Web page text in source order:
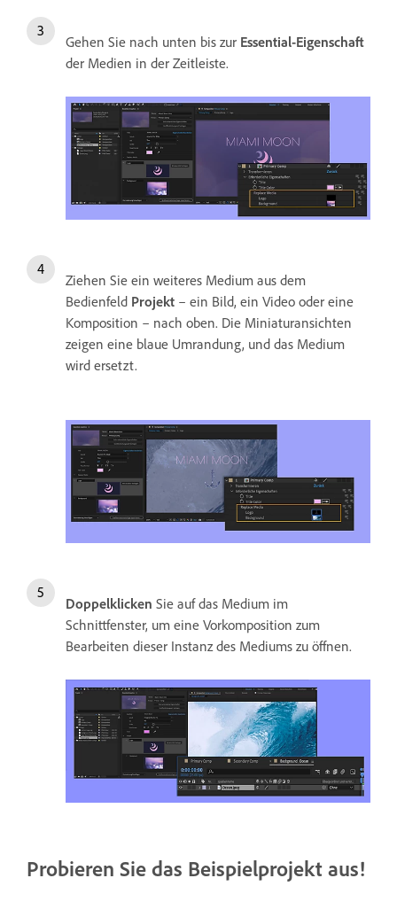
Gehen Sie nach unten bis zur Essential-Eigenschaft
der Medien in der Zeitleiste.
Ziehen Sie ein weiteres Medium aus dem
Bedienfeld Projekt – ein Bild, ein Video oder eine
Komposition – nach oben. Die Miniaturansichten
zeigen eine blaue Umrandung, und das Medium
wird ersetzt.
Doppelklicken Sie auf das Medium im
Schnittfenster, um eine Vorkomposition zum
Bearbeiten dieser Instanz des Mediums zu öffnen.
Probieren Sie das Beispielprojekt aus!